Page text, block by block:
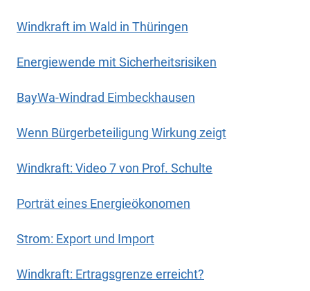
Windkraft im Wald in Thüringen
Energiewende mit Sicherheitsrisiken
BayWa-Windrad Eimbeckhausen
Wenn Bürgerbeteiligung Wirkung zeigt
Windkraft: Video 7 von Prof. Schulte
Porträt eines Energieökonomen
Strom: Export und Import
Windkraft: Ertragsgrenze erreicht?